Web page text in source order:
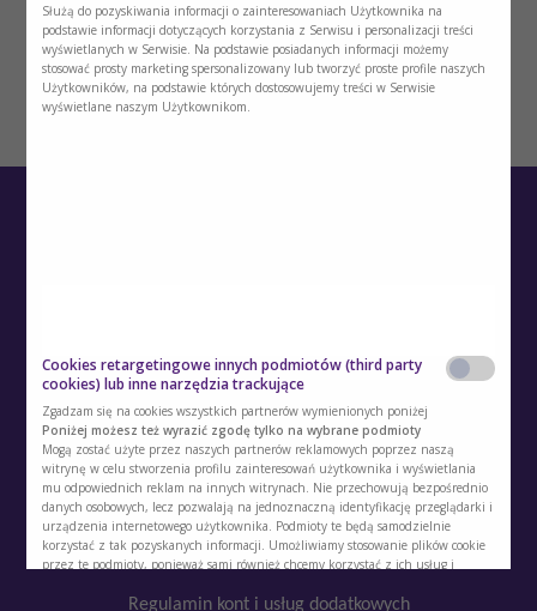
O Akademii
Kontakt
Polityka prywatności
Regulamin
Polityka cookies
Regulamin kont i usług dodatkowych
Służą do pozyskiwania informacji o zainteresowaniach Użytkownika na
podstawie informacji dotyczących korzystania z Serwisu i personalizacji treści
wyświetlanych w Serwisie. Na podstawie posiadanych informacji możemy
stosować prosty marketing spersonalizowany lub tworzyć proste profile naszych
Użytkowników, na podstawie których dostosowujemy treści w Serwisie
wyświetlane naszym Użytkownikom.
Cookies retargetingowe innych podmiotów (third party
cookies) lub inne narzędzia trackujące
Zgadzam się na cookies wszystkich partnerów wymienionych poniżej
Poniżej możesz też wyrazić zgodę tylko na wybrane podmioty
Mogą zostać użyte przez naszych partnerów reklamowych poprzez naszą
witrynę w celu stworzenia profilu zainteresowań użytkownika i wyświetlania
mu odpowiednich reklam na innych witrynach. Nie przechowują bezpośrednio
danych osobowych, lecz pozwalają na jednoznaczną identyfikację przeglądarki i
urządzenia internetowego użytkownika. Podmioty te będą samodzielnie
korzystać z tak pozyskanych informacji. Umożliwiamy stosowanie plików cookie
przez te podmioty, ponieważ sami również chcemy korzystać z ich usług i